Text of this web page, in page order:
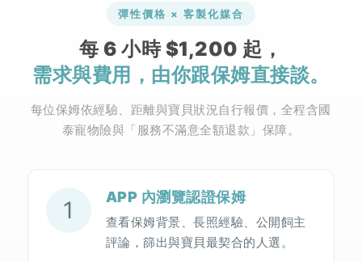
彈性價格 × 客製化媒合
每 6 小時 $1,200 起，
需求與費用，由你跟保姆直接談。
每位保姆依經驗、距離與寶貝狀況自行報價，全程含國
泰寵物險與「服務不滿意全額退款」保障。
1 APP 內瀏覽認證保姆
查看保姆背景、長照經驗、公開飼主
評論，篩出與寶貝最契合的人選。